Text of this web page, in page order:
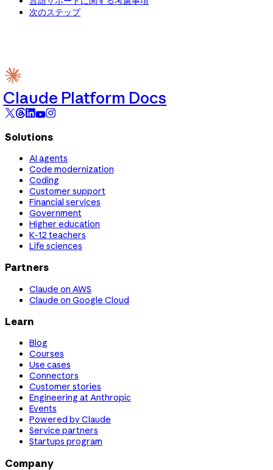
次のステップ
Claude Platform Docs
Solutions
AI agents
Code modernization
Coding
Customer support
Financial services
Government
Higher education
K-12 teachers
Life sciences
Partners
Claude on AWS
Claude on Google Cloud
Learn
Blog
Courses
Use cases
Connectors
Customer stories
Engineering at Anthropic
Events
Powered by Claude
Service partners
Startups program
Company